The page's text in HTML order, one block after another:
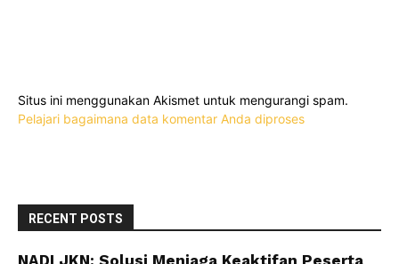
Situs ini menggunakan Akismet untuk mengurangi spam.
Pelajari bagaimana data komentar Anda diproses
RECENT POSTS
NADI JKN: Solusi Menjaga Keaktifan Peserta